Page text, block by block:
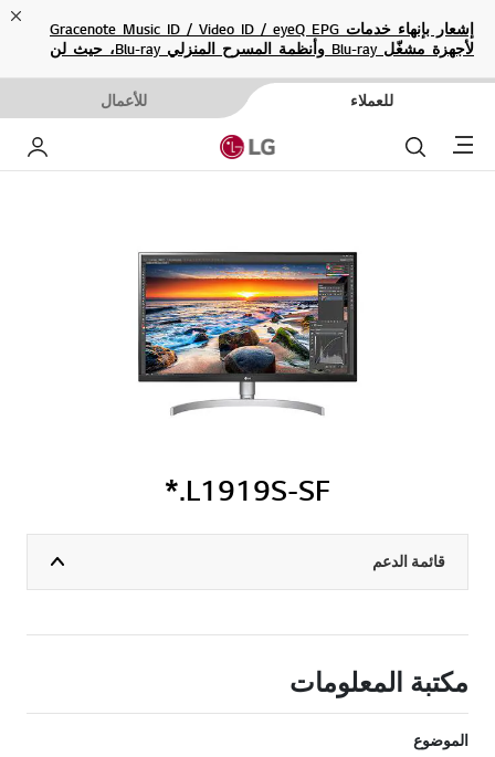
إشعار بإنهاء خدمات Gracenote Music ID / Video ID / eyeQ EPG
لأجهزة مشغّل Blu-ray وأنظمة المسرح المنزلي Blu-ray، حيث لن
للعملاء للأعمال
Menu بحث
L1919S-SF.*
قائمة الدعم
مكتبة المعلومات
الموضوع